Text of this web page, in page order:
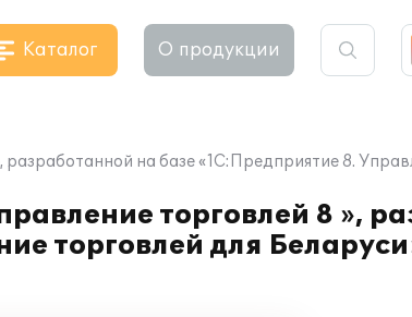
Каталог О продукции
разработанной на базе «1С:Предприятие 8.
торговлей 8 »,
торговлей для